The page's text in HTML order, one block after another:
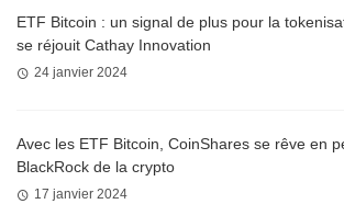
ETF Bitcoin : un signal de plus pour la
se réjouit Cathay Innovation
24 janvier 2024
Avec les ETF Bitcoin, CoinShares se rêve en
BlackRock de la crypto
17 janvier 2024